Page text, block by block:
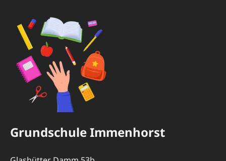
Grundschule Immenhorst